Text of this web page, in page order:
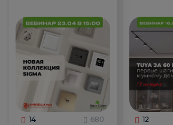
14 680 12